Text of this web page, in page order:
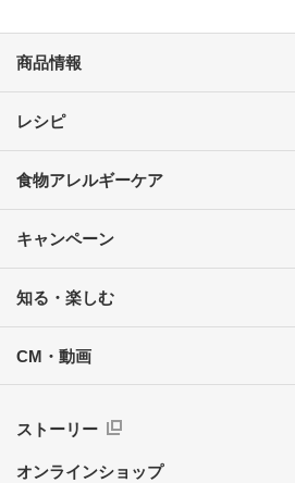
商品情報
レシピ
食物アレルギーケア
キャンペーン
知る・楽しむ
CM・動画
ストーリー
オンラインショップ